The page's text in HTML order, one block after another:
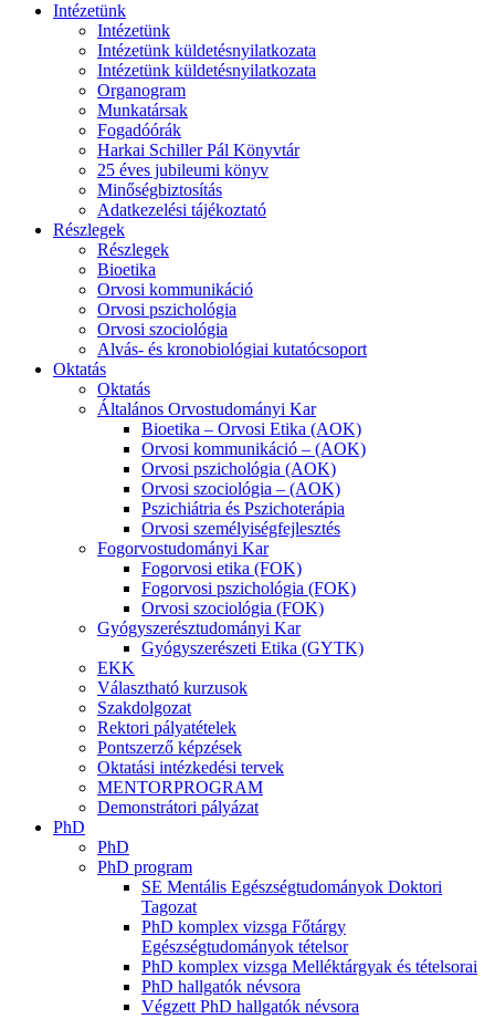
Intézetünk
Intézetünk
Intézetünk küldetésnyilatkozata
Intézetünk küldetésnyilatkozata
Organogram
Munkatársak
Fogadóórák
Harkai Schiller Pál Könyvtár
25 éves jubileumi könyv
Minőségbiztosítás
Adatkezelési tájékoztató
Részlegek
Részlegek
Bioetika
Orvosi kommunikáció
Orvosi pszichológia
Orvosi szociológia
Alvás- és kronobiológiai kutatócsoport
Oktatás
Oktatás
Általános Orvostudományi Kar
Bioetika – Orvosi Etika (AOK)
Orvosi kommunikáció – (AOK)
Orvosi pszichológia (AOK)
Orvosi szociológia – (AOK)
Pszichiátria és Pszichoterápia
Orvosi személyiségfejlesztés
Fogorvostudományi Kar
Fogorvosi etika (FOK)
Fogorvosi pszichológia (FOK)
Orvosi szociológia (FOK)
Gyógyszerésztudományi Kar
Gyógyszerészeti Etika (GYTK)
EKK
Választható kurzusok
Szakdolgozat
Rektori pályatételek
Pontszerző képzések
Oktatási intézkedési tervek
MENTORPROGRAM
Demonstrátori pályázat
PhD
PhD
PhD program
SE Mentális Egészségtudományok Doktori
Tagozat
PhD komplex vizsga Főtárgy
Egészségtudományok tételsor
PhD komplex vizsga Melléktárgyak és tételsorai
PhD hallgatók névsora
Végzett PhD hallgatók névsora